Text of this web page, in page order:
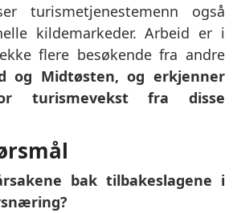
turismetjenestemenn også
kildemarkeder. Arbeid er i
flere besøkende fra andre
og Midtøsten, og erkjenner
turismevekst fra disse
bak tilbakeslagene i